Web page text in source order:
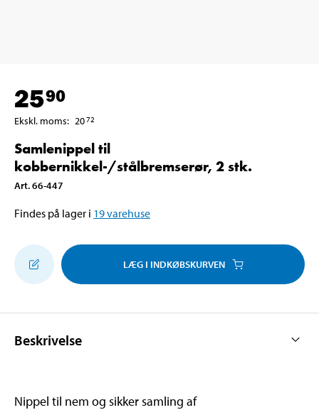
2590
Ekskl. moms: 2072
Samlenippel til
kobbernikkel-/stålbremserør, 2 stk.
Art.66-447
Findes på lager i 19varehuse
LÆG I INDKØBSKURVEN
Beskrivelse
Nippel til nem og sikker samling af